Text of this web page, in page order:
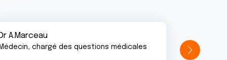
Dr A.Marceau
Médecin, chargé des questions médicales